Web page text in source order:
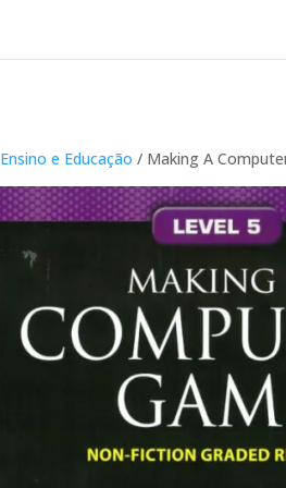
Ensino e Educação / Making A